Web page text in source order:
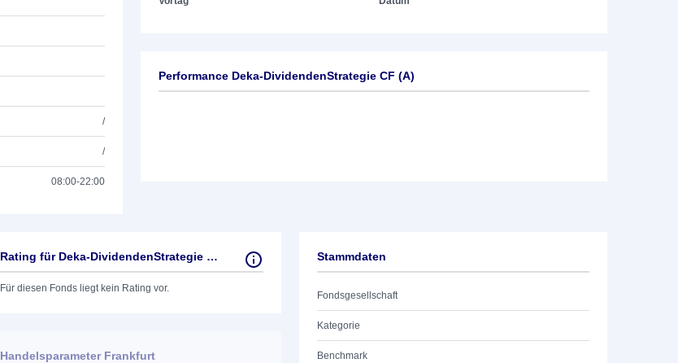
/
/
08:00-22:00
Performance Deka-DividendenStrategie CF (A)
Rating für Deka-DividendenStrategie CF (A)
Für diesen Fonds liegt kein Rating vor.
Handelsparameter Frankfurt
Stammdaten
Fondsgesellschaft
Kategorie
Benchmark